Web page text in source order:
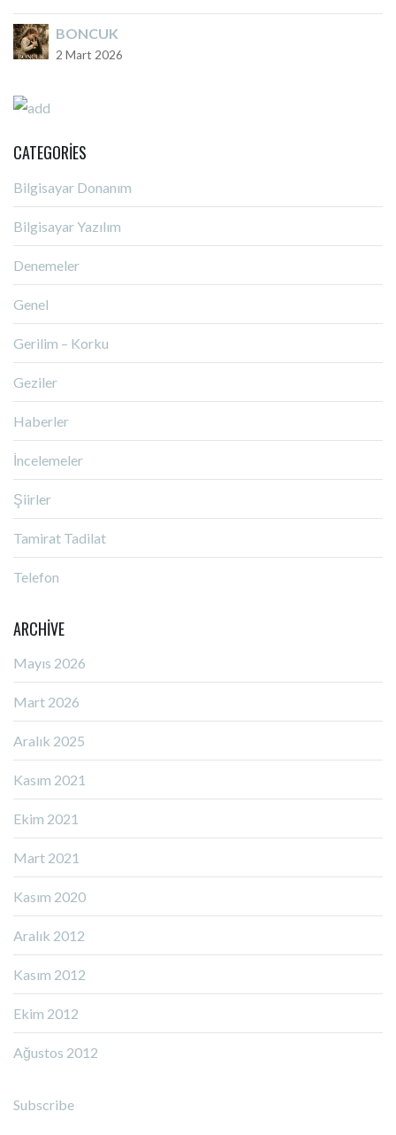
BONCUK
2 Mart 2026
CATEGORIES
Bilgisayar Donanım
Bilgisayar Yazılım
Denemeler
Genel
Gerilim – Korku
Geziler
Haberler
İncelemeler
Şiirler
Tamirat Tadilat
Telefon
ARCHIVE
Mayıs 2026
Mart 2026
Aralık 2025
Kasım 2021
Ekim 2021
Mart 2021
Kasım 2020
Aralık 2012
Kasım 2012
Ekim 2012
Ağustos 2012
Subscribe